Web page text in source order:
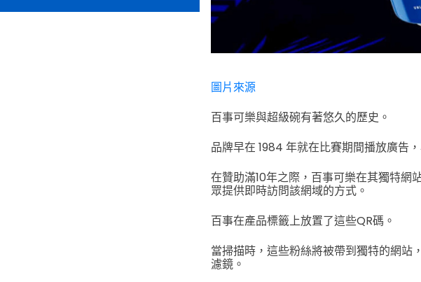
圖片來源
百事可樂與超級碗有著悠久的歷史。
品牌早在 1984 年就在比賽期間播放廣告
在贊助滿10年之際，百事可樂在其獨特
眾提供即時訪問該網域的方式。
百事在產品標籤上放置了這些QR碼。
當掃描時，這些粉絲將被帶到獨特的網站
濾鏡。